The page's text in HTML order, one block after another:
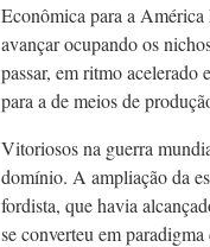
Econômica para a
avançar ocupando os
passar, em ritmo acelerado
para a de meios de
Vitoriosos na guerra
domínio. A ampliação da
fordista, que havia
se converteu em